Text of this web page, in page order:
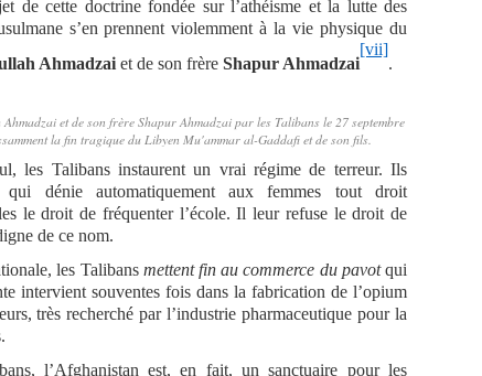
de cette doctrine fondée sur l’athéisme et la lutte des
s’en prennent violemment à la vie physique du
Ahmadzai et de son frère Shapur Ahmadzai
[vii]
.
et de son frère Shapur Ahmadzai par les Talibans le 27 septembre
la fin tragique du Libyen Mu'ammar al-Gaddafi et de son fils.
les Talibans instaurent un vrai régime de terreur. Ils
qui dénie automatiquement aux femmes tout droit
le droit de fréquenter l’école. Il leur refuse le droit de
de ce nom.
les Talibans mettent fin au commerce du pavotqui
intervient souventes fois dans la fabrication de l’opium
très recherché par l’industrie pharmaceutique pour la
l’Afghanistan est, en fait, un sanctuaire pour les